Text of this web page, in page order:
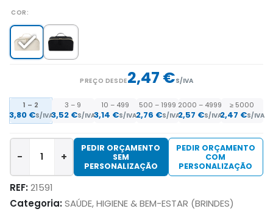
COR
PREÇO DESDE2,47 €S/IVA
1 – 2
3,80 €S/IVA
3 – 9
3,52 €S/IVA
10 – 499
3,14 €S/IVA
500 – 1999
2,76 €S/IVA
2000 – 4999
2,57 €S/IVA
≥ 5000
2,47 €S/IVA
- +
PEDIR ORÇAMENTO
SEM
PERSONALIZAÇÃO
PEDIR ORÇAMENTO
COM
PERSONALIZAÇÃO
REF:21591
Categoria:SAÚDE, HIGIENE & BEM-ESTAR (BRINDES)